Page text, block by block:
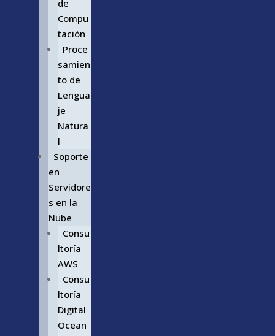
de
Compu
tación
Proce
samien
to de
Lengua
je
Natura
l
Soporte
en
Servidore
s en la
Nube
Consu
ltoría
AWS
Consu
ltoría
Digital
Ocean